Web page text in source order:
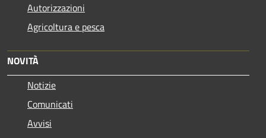
Autorizzazioni
Agricoltura e pesca
NOVITÀ
Notizie
Comunicati
Avvisi